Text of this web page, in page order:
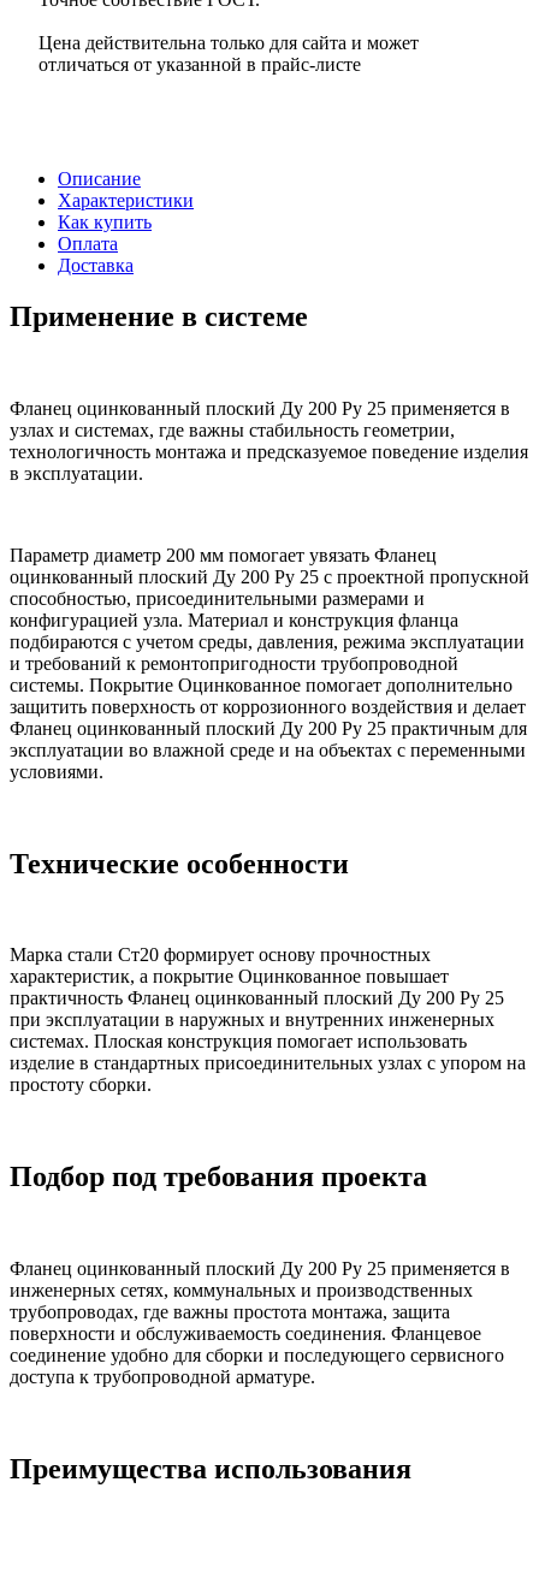
Цена действительна только для сайта и может
отличаться от указанной в прайс-листе
Описание
Характеристики
Как купить
Оплата
Доставка
Применение в системе
Фланец оцинкованный плоский Ду 200 Ру 25 применяется в
узлах и системах, где важны стабильность геометрии,
технологичность монтажа и предсказуемое поведение изделия
в эксплуатации.
Параметр диаметр 200 мм помогает увязать Фланец
оцинкованный плоский Ду 200 Ру 25 с проектной пропускной
способностью, присоединительными размерами и
конфигурацией узла. Материал и конструкция фланца
подбираются с учетом среды, давления, режима эксплуатации
и требований к ремонтопригодности трубопроводной
системы. Покрытие Оцинкованное помогает дополнительно
защитить поверхность от коррозионного воздействия и делает
Фланец оцинкованный плоский Ду 200 Ру 25 практичным для
эксплуатации во влажной среде и на объектах с переменными
условиями.
Технические особенности
Марка стали Ст20 формирует основу прочностных
характеристик, а покрытие Оцинкованное повышает
практичность Фланец оцинкованный плоский Ду 200 Ру 25
при эксплуатации в наружных и внутренних инженерных
системах. Плоская конструкция помогает использовать
изделие в стандартных присоединительных узлах с упором на
простоту сборки.
Подбор под требования проекта
Фланец оцинкованный плоский Ду 200 Ру 25 применяется в
инженерных сетях, коммунальных и производственных
трубопроводах, где важны простота монтажа, защита
поверхности и обслуживаемость соединения. Фланцевое
соединение удобно для сборки и последующего сервисного
доступа к трубопроводной арматуре.
Преимущества использования